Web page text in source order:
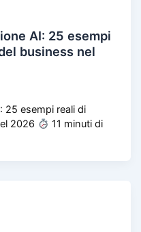
AI: 25 esempi
business nel
25 esempi reali di
2026
11 minuti di